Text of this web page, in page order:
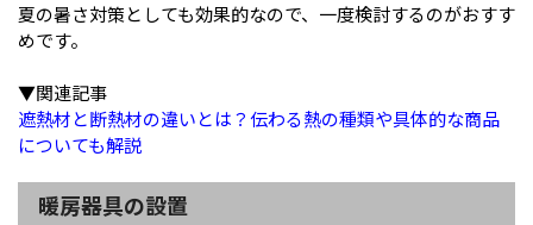
夏の暑さ対策としても効果的なので、一度検討するのがおすす
めです。
▼関連記事
遮熱材と断熱材の違いとは？伝わる熱の種類や具体的な商品
についても解説
暖房器具の設置